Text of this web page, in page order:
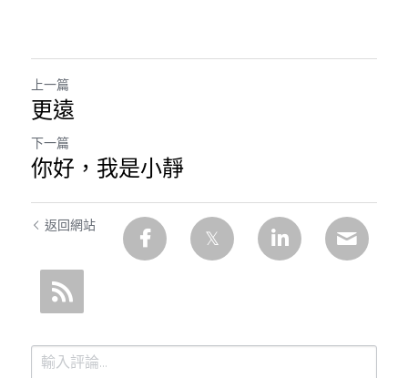
上一篇
更遠
下一篇
你好，我是小靜
返回網站